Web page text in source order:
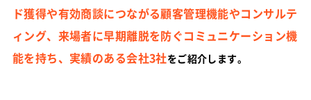
ド獲得や有効商談につながる顧客管理機能やコンサルテ
ィング、来場者に早期離脱を防ぐコミュニケーション機
能を持ち、実績のある会社3社をご紹介します。